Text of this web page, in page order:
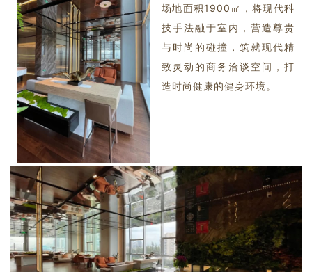
场地面积1900㎡，将现代科
技手法融于室内，营造尊贵
与时尚的碰撞，筑就现代精
致灵动的商务洽谈空间，打
造时尚健康的健身环境。